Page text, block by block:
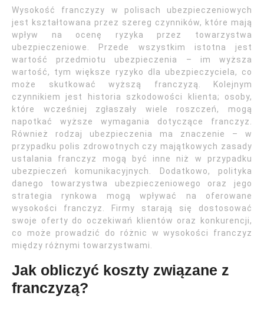
Wysokość franczyzy w polisach ubezpieczeniowych
jest kształtowana przez szereg czynników, które mają
wpływ na ocenę ryzyka przez towarzystwa
ubezpieczeniowe. Przede wszystkim istotna jest
wartość przedmiotu ubezpieczenia – im wyższa
wartość, tym większe ryzyko dla ubezpieczyciela, co
może skutkować wyższą franczyzą. Kolejnym
czynnikiem jest historia szkodowości klienta; osoby,
które wcześniej zgłaszały wiele roszczeń, mogą
napotkać wyższe wymagania dotyczące franczyz.
Również rodzaj ubezpieczenia ma znaczenie – w
przypadku polis zdrowotnych czy majątkowych zasady
ustalania franczyz mogą być inne niż w przypadku
ubezpieczeń komunikacyjnych. Dodatkowo, polityka
danego towarzystwa ubezpieczeniowego oraz jego
strategia rynkowa mogą wpływać na oferowane
wysokości franczyz. Firmy starają się dostosować
swoje oferty do oczekiwań klientów oraz konkurencji,
co może prowadzić do różnic w wysokości franczyz
między różnymi towarzystwami.
Jak obliczyć koszty związane z
franczyzą?